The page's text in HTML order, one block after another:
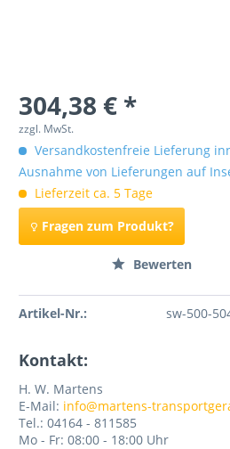
304,38 € *
zzgl. MwSt.
Versandkostenfreie Lieferung
Ausnahme von Lieferungen auf
Lieferzeit ca. 5 Tage
Fragen zum Produkt?
Bewerten
Artikel-Nr.: sw-500-
Kontakt:
H. W. Martens
E-Mail: info@martens-
Tel.: 04164 - 811585
Mo - Fr: 08:00 - 18:00 Uhr